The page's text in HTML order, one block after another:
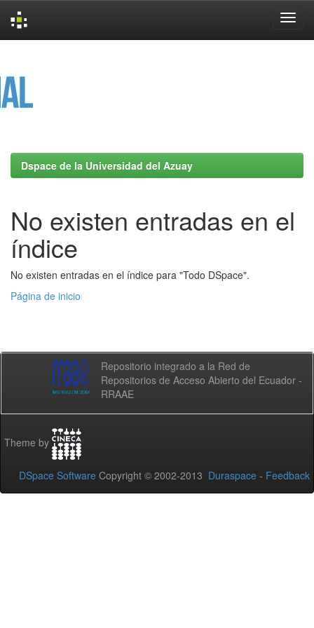
Dspace de la Universidad del Azuay
No existen entradas en el
índice
No existen entradas en el índice para "Todo DSpace".
Página de inicio
Repositorio integrado a la Red de
Repositorios de Acceso Abierto del Ecuador -
RRAAE
Theme by
DSpace Software Copyright © 2002-2013 Duraspace - Feedback